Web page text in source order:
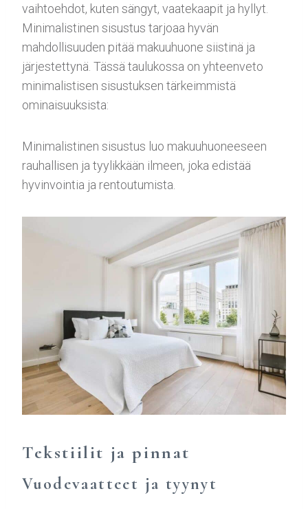
vaihtoehdot, kuten sängyt, vaatekaapit ja hyllyt.
Minimalistinen sisustus tarjoaa hyvän
mahdollisuuden pitää makuuhuone siistinä ja
järjestettynä. Tässä taulukossa on yhteenveto
minimalistisen sisustuksen tärkeimmistä
ominaisuuksista:
Minimalistinen sisustus luo makuuhuoneeseen
rauhallisen ja tyylikkään ilmeen, joka edistää
hyvinvointia ja rentoutumista.
Tekstiilit ja pinnat
Vuodevaatteet ja tyynyt